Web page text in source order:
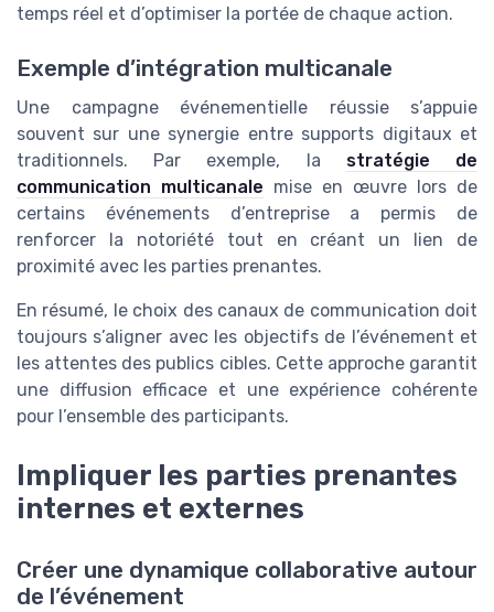
temps réel et d’optimiser la portée de chaque action.
Exemple d’intégration multicanale
Une campagne événementielle réussie s’appuie
souvent sur une synergie entre supports digitaux et
traditionnels. Par exemple, la stratégie de
communication multicanale mise en œuvre lors de
certains événements d’entreprise a permis de
renforcer la notoriété tout en créant un lien de
proximité avec les parties prenantes.
En résumé, le choix des canaux de communication doit
toujours s’aligner avec les objectifs de l’événement et
les attentes des publics cibles. Cette approche garantit
une diffusion efficace et une expérience cohérente
pour l’ensemble des participants.
Impliquer les parties prenantes
internes et externes
Créer une dynamique collaborative autour
de l’événement